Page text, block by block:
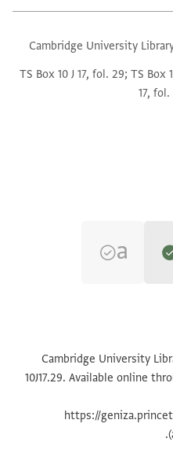
Cambridge University
TS Box 10 J 17, fol. 29; TS Box
17,
S. D.
עמו
//לייי//
ייי
לו
הגדל וסובב
Cambridge University
10J17.29. Available online
https://